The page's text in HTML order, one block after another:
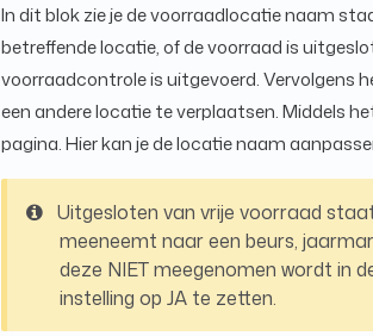
In dit blok zie je de voorraadlocatie naam
betreffende locatie, of de voorraad is
voorraadcontrole is uitgevoerd. Vervolgens
een andere locatie te verplaatsen. Middels
pagina. Hier kan je de locatie naam
Uitgesloten van vrije voorraad
meeneemt naar een beurs,
deze NIET meegenomen wordt in
instelling op JA te zetten.